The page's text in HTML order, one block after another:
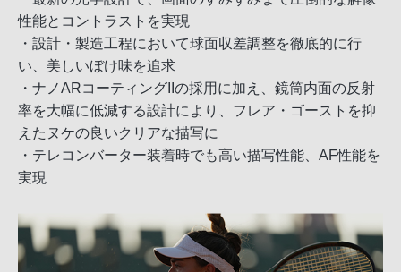
性能とコントラストを実現
・設計・製造工程において球面収差調整を徹底的に行
い、美しいぼけ味を追求
・ナノARコーティングIIの採用に加え、鏡筒内面の反射
率を大幅に低減する設計により、フレア・ゴーストを抑
えたヌケの良いクリアな描写に
・テレコンバーター装着時でも高い描写性能、AF性能を
実現